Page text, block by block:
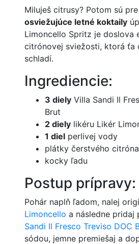
Miluješ citrusy? Potom sú
osviežujúce letné koktaily
Limoncello Spritz je doslova
citrónovej sviežosti, ktorá ťa
schladí.
Ingrediencie:
3 diely Villa Sandi Il
Brut
2 diely likéru Likér
1 diel perlivej vody
plátky čerstvého citróna
kocky ľadu
Postup prípravy:
Pohár naplň ľadom, nalej
Limoncello a následne
Sandi Il Fresco Treviso DOC
sódou, jemne premiešaj a